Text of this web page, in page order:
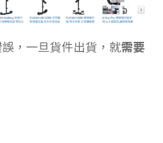
，一旦貨件出貨，就需要